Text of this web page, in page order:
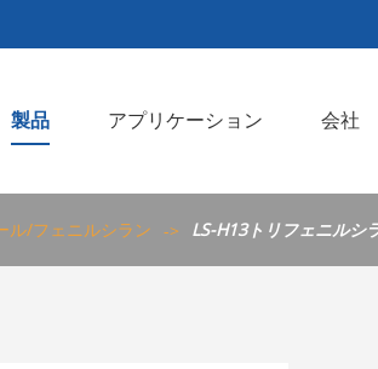
製品 アプリケーション 会社
ル/フェニルシラン LS-H13トリフェニルシ